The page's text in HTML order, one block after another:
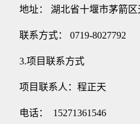
地址： 湖北省十堰市茅箭
联系方式： 0719-8027792
3.项目联系方式
项目联系人：程正天
电话： 15271361546